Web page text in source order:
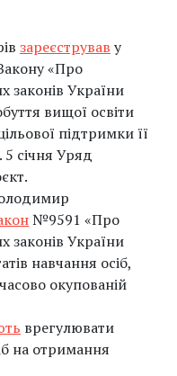
зареєстрував у
«Про
законів України
вищої освіти
підтримки її
січня Уряд
№9591 «Про
законів України
навчання осіб,
окупованій
врегулювати
на отримання